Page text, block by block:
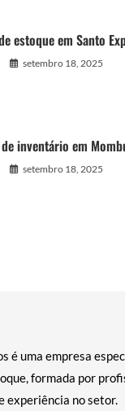
estoque em Santo
setembro 18, 2025
inventário em
setembro 18, 2025
é uma empresa
formada por
experiência no setor.